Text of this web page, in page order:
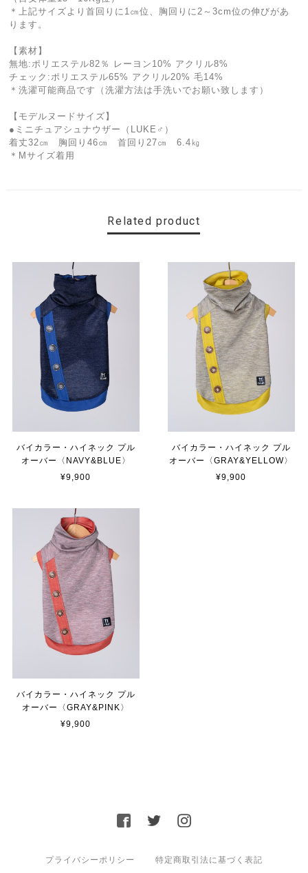
＊上記サイズより首回りに1㎝位、胸回りに2～3cm位の伸びがあ
ります。
【素材】
無地:ポリエステル82％ レーヨン10% アクリル8%
チェック:ポリエステル65% アクリル20% 毛14%
＊洗濯可能商品です（洗濯方法は手洗いでお願い致します）
【モデルヌードサイズ】
●ミニチュアシュナウザー（LUKE♂）
着丈32㎝ 胸回り46㎝ 首回り27㎝ 6.4㎏
＊Mサイズ着用
Related product
バイカラー・ハイネック プル
オーバー〈NAVY&BLUE〉
¥9,900
バイカラー・ハイネック プル
オーバー〈GRAY&YELLOW〉
¥9,900
バイカラー・ハイネック プル
オーバー〈GRAY&PINK〉
¥9,900
プライバシーポリシー 特定商取引法に基づく表記